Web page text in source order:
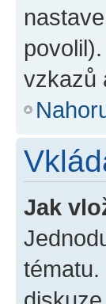
vzkazů
Jak